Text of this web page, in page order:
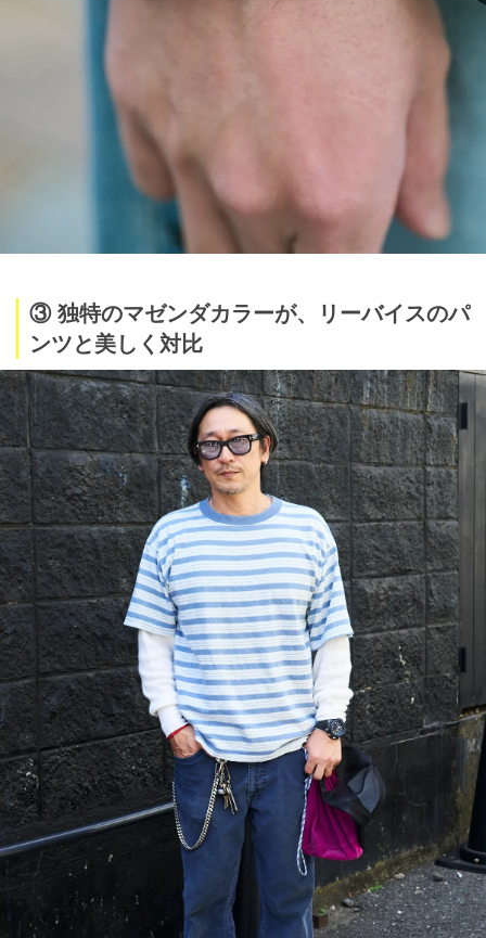
③ 独特のマゼンダカラーが、リーバイスのパ
ンツと美しく対比